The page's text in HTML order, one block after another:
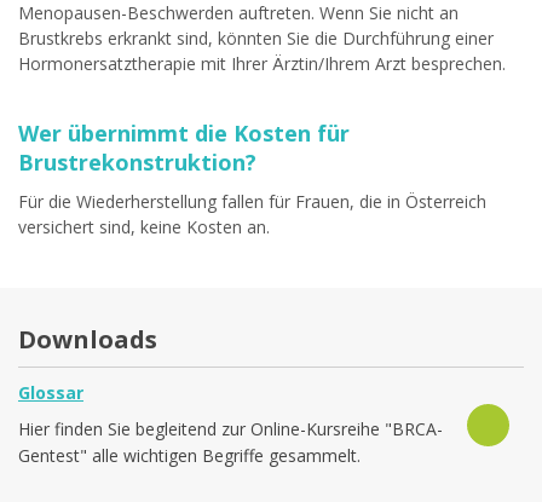
Menopausen-Beschwerden auftreten. Wenn Sie nicht an
Brustkrebs erkrankt sind, könnten Sie die Durchführung einer
Hormonersatztherapie mit Ihrer Ärztin/Ihrem Arzt besprechen.
Wer übernimmt die Kosten für
Brustrekonstruktion?
Für die Wiederherstellung fallen für Frauen, die in Österreich
versichert sind, keine Kosten an.
Downloads
Glossar
Hier finden Sie begleitend zur Online-Kursreihe "BRCA-
Gentest" alle wichtigen Begriffe gesammelt.